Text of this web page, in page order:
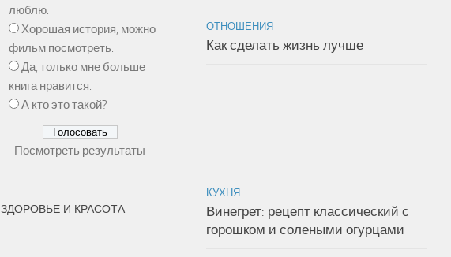
ОТНОШЕНИЯ
Как сделать жизнь лучше
КУХНЯ
Винегрет: рецепт классический с
горошком и солеными огурцами
люблю.
Хорошая история, можно
фильм посмотреть.
Да, только мне больше
книга нравится.
А кто это такой?
Посмотреть результаты
ЗДОРОВЬЕ И КРАСОТА